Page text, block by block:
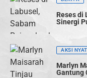
Reses di
Sinergi
AKSI
Marlyn
Gantung